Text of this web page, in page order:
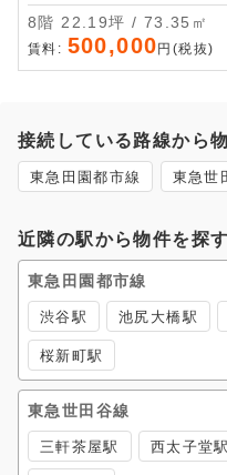
8階 22.19坪 / 73.35㎡
賃料: 500,000 円(税抜)
接続している路線から
東急田園都市線 東急世
近隣の駅から物件を探す
東急田園都市線
渋谷駅 池尻大橋駅
桜新町駅
東急世田谷線
三軒茶屋駅 西太子堂駅